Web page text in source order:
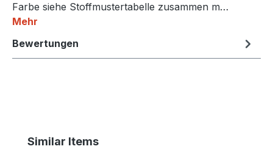
Farbe siehe Stoffmustertabelle zusammen m…
Mehr
Bewertungen
Produktgalerie überspringen
Similar Items